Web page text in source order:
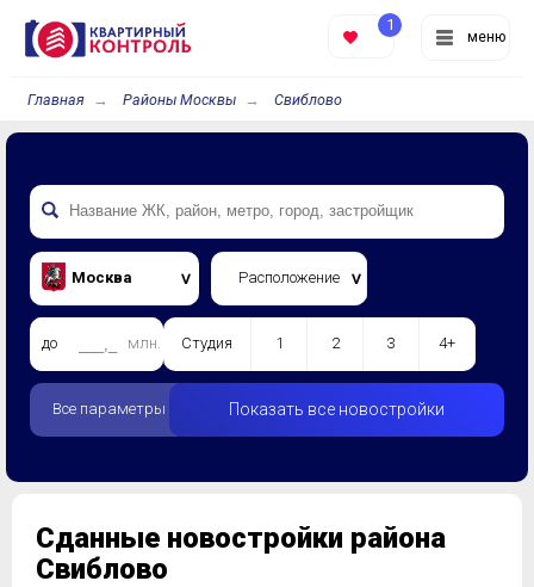
меню
1
Главная Районы Москвы Свиблово
Москва Расположение
до млн. Студия 1 2 3 4+
Все параметры Показать все новостройки
Сданные новостройки района
Свиблово